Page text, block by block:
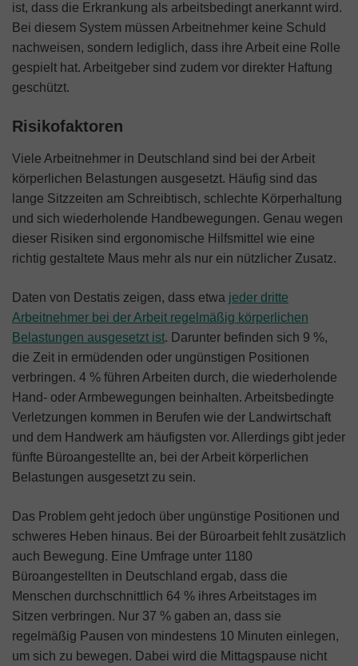
ist, dass die Erkrankung als arbeitsbedingt anerkannt wird.
Bei diesem System müssen Arbeitnehmer keine Schuld
nachweisen, sondern lediglich, dass ihre Arbeit eine Rolle
gespielt hat. Arbeitgeber sind zudem vor direkter Haftung
geschützt.
Risikofaktoren
Viele Arbeitnehmer in Deutschland sind bei der Arbeit
körperlichen Belastungen ausgesetzt. Häufig sind das
lange Sitzzeiten am Schreibtisch, schlechte Körperhaltung
und sich wiederholende Handbewegungen. Genau wegen
dieser Risiken sind ergonomische Hilfsmittel wie eine
richtig gestaltete Maus mehr als nur ein nützlicher Zusatz.
Daten von Destatis zeigen, dass etwa jeder dritte
Arbeitnehmer bei der Arbeit regelmäßig körperlichen
Belastungen ausgesetzt ist. Darunter befinden sich 9 %,
die Zeit in ermüdenden oder ungünstigen Positionen
verbringen. 4 % führen Arbeiten durch, die wiederholende
Hand- oder Armbewegungen beinhalten. Arbeitsbedingte
Verletzungen kommen in Berufen wie der Landwirtschaft
und dem Handwerk am häufigsten vor. Allerdings gibt jeder
fünfte Büroangestellte an, bei der Arbeit körperlichen
Belastungen ausgesetzt zu sein.
Das Problem geht jedoch über ungünstige Positionen und
schweres Heben hinaus. Bei der Büroarbeit fehlt zusätzlich
auch Bewegung. Eine Umfrage unter 1180
Büroangestellten in Deutschland ergab, dass die
Menschen durchschnittlich 64 % ihres Arbeitstages im
Sitzen verbringen. Nur 37 % gaben an, dass sie
regelmäßig Pausen von mindestens 10 Minuten einlegen,
um sich zu bewegen. Dabei wird die Mittagspause nicht